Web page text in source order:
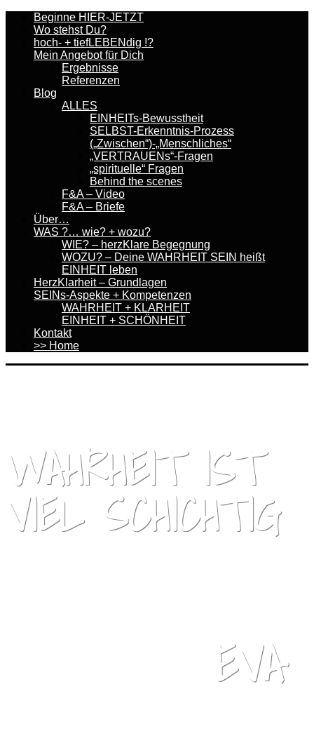
Beginne HIER-JETZT
Wo stehst Du?
hoch- + tiefLEBENdig !?
Mein Angebot für Dich
Ergebnisse
Referenzen
Blog
ALLES
EINHEITs-Bewusstheit
SELBST-Erkenntnis-Prozess
(„Zwischen“)-„Menschliches“
„VERTRAUENs“-Fragen
„spirituelle“ Fragen
Behind the scenes
F&A – Video
F&A – Briefe
Über…
WAS ?… wie? + wozu?
WIE? – herzKlare Begegnung
WOZU? – Deine WAHRHEIT SEIN heißt
EINHEIT leben
HerzKlarheit – Grundlagen
SEINs-Aspekte + Kompetenzen
WAHRHEIT + KLARHEIT
EINHEIT + SCHÖNHEIT
Kontakt
>> Home
WAHRHEIT IST
VIEL SCHICHTIG
EVA